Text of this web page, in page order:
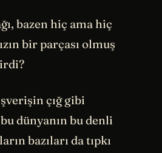
bazen hiç ama hiç
bir parçası olmuş
çığ gibi
dünyanın bu denli
bazıları da tıpkı